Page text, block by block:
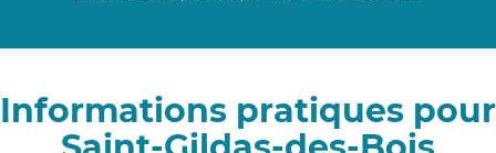
Informations pratiques pour